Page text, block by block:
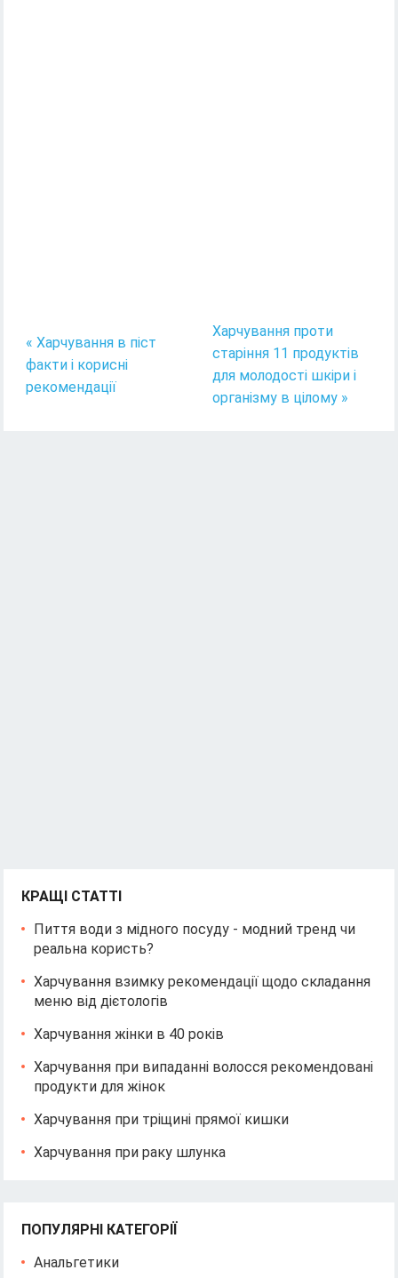
« Харчування в піст
факти і корисні
рекомендації
Харчування проти
старіння 11 продуктів
для молодості шкіри і
організму в цілому »
КРАЩІ СТАТТІ
Пиття води з мідного посуду - модний тренд чи
реальна користь?
Харчування взимку рекомендації щодо складання
меню від дієтологів
Харчування жінки в 40 років
Харчування при випаданні волосся рекомендовані
продукти для жінок
Харчування при тріщині прямої кишки
Харчування при раку шлунка
ПОПУЛЯРНІ КАТЕГОРІЇ
Анальгетики